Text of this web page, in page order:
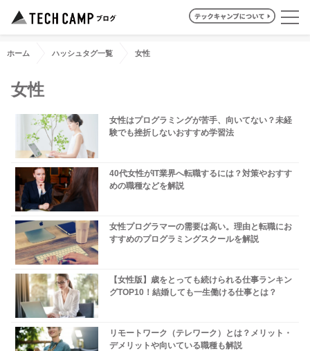
ホーム ハッシュタグ一覧 女性
女性
女性はプログラミングが苦手、向いてない？未経
験でも挫折しないおすすめ学習法
40代女性がIT業界へ転職するには？対策やおすす
めの職種などを解説
女性プログラマーの需要は高い。理由と転職にお
すすめのプログラミングスクールを解説
【女性版】歳をとっても続けられる仕事ランキン
グTOP10！結婚しても一生働ける仕事とは？
リモートワーク（テレワーク）とは？メリット・
デメリットや向いている職種も解説